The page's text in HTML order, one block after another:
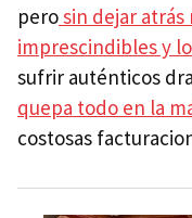
perosin dejar
imprescindibles y
sufrir auténticos
quepa todo en la
costosas